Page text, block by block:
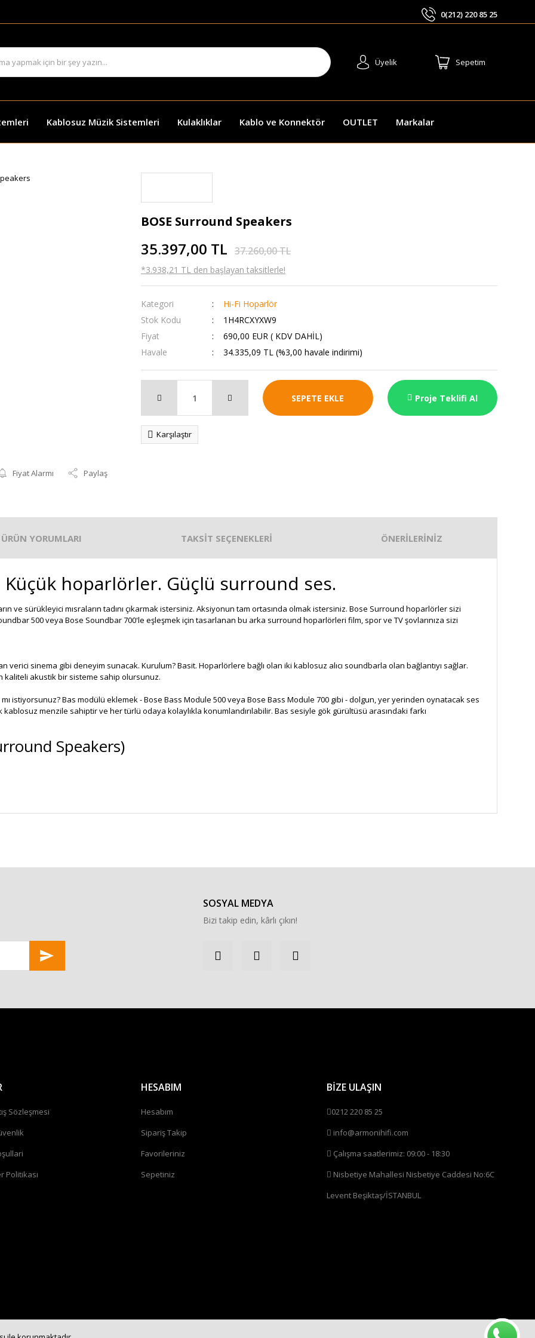
0(212) 220 85 25
Üyelik Sepetim
Kablosuz Müzik Sistemleri Kulaklıklar Kablo ve Konnektör OUTLET Markalar
Fiyat Alarmı Paylaş
BOSE Surround Speakers
35.397,00 TL 37.260,00 TL
*3.938,21 TL den başlayan taksitlerle!
Kategori
Hi-Fi Hoparlör
Stok Kodu
1H4RCXYXW9
Fiyat
690,00 EUR ( KDV DAHİL)
Havale
34.335,09 TL (%3,00 havale indirimi)
SEPETE EKLE Proje Teklifi Al
Karşılaştır
ÜRÜN YORUMLARI TAKSİT SEÇENEKLERİ ÖNERİLERİNİZ
Küçük hoparlörler. Güçlü surround ses.
ve sürükleyici mısraların tadını çıkarmak istersiniz. Aksiyonun tam ortasında olmak istersiniz. Bose Surround hoparlörler sizi
500 veya Bose Soundbar 700'le eşleşmek için tasarlanan bu arka surround hoparlörleri film, spor ve TV şovlarınıza sizi
sinema gibi deneyim sunacak. Kurulum? Basit. Hoparlörlere bağlı olan iki kablosuz alıcı soundbarla olan bağlantıyı sağlar.
kaliteli akustik bir sisteme sahip olursunuz.
istiyorsunuz? Bas modülü eklemek - Bose Bass Module 500 veya Bose Bass Module 700 gibi - dolgun, yer yerinden oynatacak ses
menzile sahiptir ve her türlü odaya kolaylıkla konumlandırılabilir. Bas sesiyle gök gürültüsü arasındaki farkı
Speakers)
SOSYAL MEDYA
Bizi takip edin, kârlı çıkın!
Sözleşmesi
Politikası
HESABIM
Hesabım
Sipariş Takip
Favorileriniz
Sepetiniz
BİZE ULAŞIN
0212 220 85 25
info@armonihifi.com
Çalışma saatlerimiz: 09:00 - 18:30
Nisbetiye Mahallesi Nisbetiye Caddesi No:6C
Levent Beşiktaş/İSTANBUL